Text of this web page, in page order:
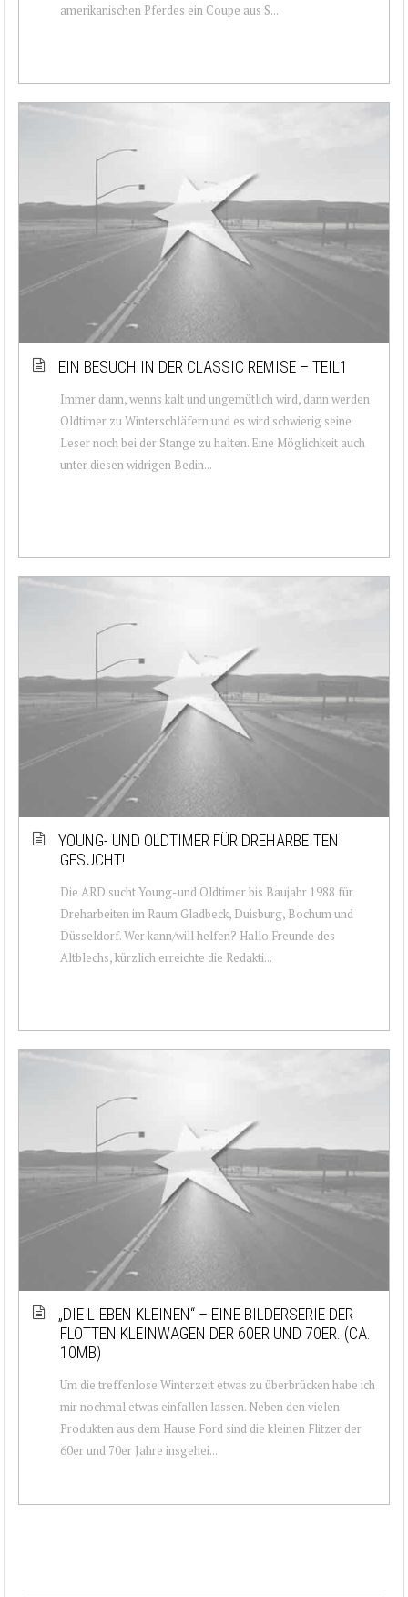
amerikanischen Pferdes ein Coupe aus S...
EIN BESUCH IN DER CLASSIC REMISE – TEIL1
Immer dann, wenns kalt und ungemütlich wird, dann werden
Oldtimer zu Winterschläfern und es wird schwierig seine
Leser noch bei der Stange zu halten. Eine Möglichkeit auch
unter diesen widrigen Bedin...
YOUNG- UND OLDTIMER FÜR DREHARBEITEN
GESUCHT!
Die ARD sucht Young-und Oldtimer bis Baujahr 1988 für
Dreharbeiten im Raum Gladbeck, Duisburg, Bochum und
Düsseldorf. Wer kann/will helfen? Hallo Freunde des
Altblechs, kürzlich erreichte die Redakti...
„DIE LIEBEN KLEINEN“ – EINE BILDERSERIE DER
FLOTTEN KLEINWAGEN DER 60ER UND 70ER. (CA.
10MB)
Um die treffenlose Winterzeit etwas zu überbrücken habe ich
mir nochmal etwas einfallen lassen. Neben den vielen
Produkten aus dem Hause Ford sind die kleinen Flitzer der
60er und 70er Jahre insgehei...